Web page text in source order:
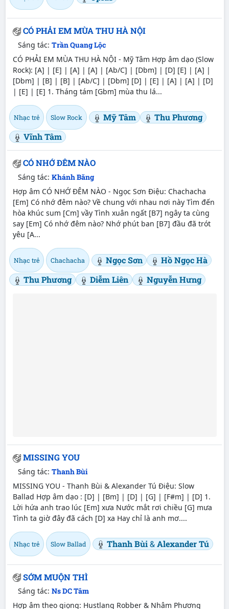
CÓ PHẢI EM MÙA THU HÀ NỘI
Sáng tác: Trần Quang Lộc
CÓ PHẢI EM MÙA THU HÀ NỘI - Mỹ Tâm Hợp âm dạo (Slow
Rock): [A] | [E] | [A] | [A] | [Ab/C] | [Dbm] | [D] [E] | [A] |
[Dbm] | [B] | [B] | [Ab/C] | [Dbm] [D] | [E] | [A] | [A] | [D]
| [E] | [E] 1. Tháng tám [Gbm] mùa thu lá...
Nhạc trẻ Slow Rock Mỹ Tâm
Thu Phương
Vĩnh Tâm
CÓ NHỚ ĐÊM NÀO
Sáng tác: Khánh Băng
Hợp âm CÓ NHỚ ĐÊM NÀO - Ngọc Sơn Điệu: Chachacha
[Em] Có nhớ đêm nào? Về chung với nhau nơi này Tìm đến
hòa khúc sum [Cm] vầy Tình xuân ngất [B7] ngây ta cùng
say [Em] Có nhớ đêm nào? Nhớ phút ban [B7] đầu đã trót
yêu [A...
Nhạc trẻ Chachacha Ngọc Sơn
Hồ Ngọc Hà
Thu Phương
Diễm Liên Nguyễn Hưng
MISSING YOU
Sáng tác: Thanh Bùi
MISSING YOU - Thanh Bùi & Alexander Tú Điệu: Slow
Ballad Hợp âm dạo : [D] | [Bm] | [D] | [G] | [F#m] | [D] 1.
Lời hứa anh trao lúc [Em] xưa Nước mắt rơi chiều [G] mưa
Tình ta giờ đây đã cách [D] xa Hay chỉ là anh mơ....
Nhạc trẻ Slow Ballad Thanh Bùi&Alexander Tú
SỚM MUỘN THÌ
Sáng tác: Ns DC Tâm
Hợp âm theo giọng: Hustlang Robber & Nhâm Phương